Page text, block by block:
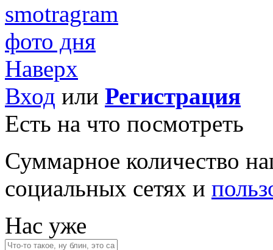
smotragram
фото дня
Наверх
Вход или Регистрация
Есть на что посмотреть
Суммарное количество
социальных сетях и
Нас уже